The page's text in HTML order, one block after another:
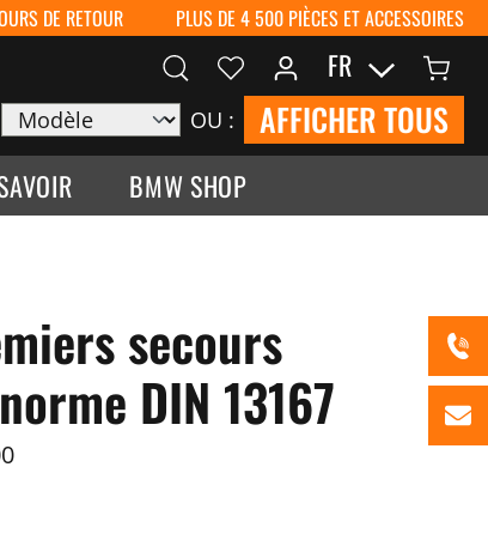
DE RETOUR PLUS DE 4 500 PIÈCES ET ACCESSOIRES
OU : AFFICHER TOUS
FR
BMW SHOP
secours
DIN 13167